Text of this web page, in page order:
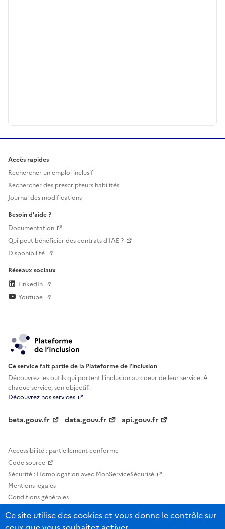
Accès rapides
Rechercher un emploi inclusif
Rechercher des prescripteurs habilités
Journal des modifications
Besoin d'aide ?
Documentation
Qui peut bénéficier des contrats d'IAE ?
Disponibilité
Réseaux sociaux
LinkedIn
Youtube
Ce service fait partie de la Plateforme de l’inclusion
Découvrez les outils qui portent l'inclusion aucoeur de leur service. A
chaque service, son objectif.
Découvrez nos services
beta.gouv.fr data.gouv.fr api.gouv.fr
Accessibilité : partiellement conforme
Code source
Sécurité : Homologation avec MonServiceSécurisé
Mentions légales
Conditions générales
Statistiques, lexiques et indicateurs
Ce site utilise des cookies et vous donne le contrôle sur